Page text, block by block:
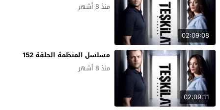
02:09:08
منذ 8 أشهر
02:09:11
مسلسل المنظمة الحلقة 152
منذ 8 أشهر